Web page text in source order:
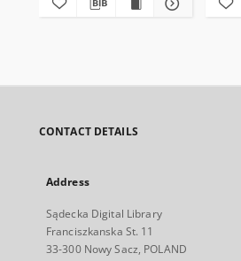
CONTACT DETAILS
Address
Sądecka Digital Library
Franciszkanska St. 11
33-300 Nowy Sacz, POLAND